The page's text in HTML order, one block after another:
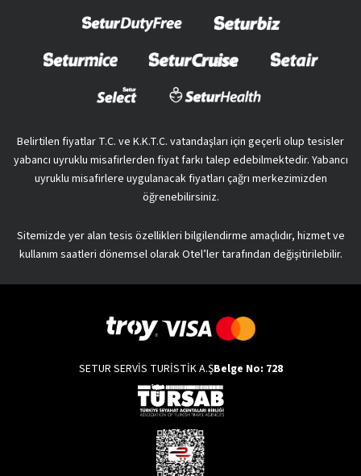
Belirtilen fiyatlar T.C. ve K.K.T.C. vatandaşları için geçerli olup tesisler
yabancı uyruklu misafirlerden fiyat farkı talep edebilmektedir. Yabancı
uyruklu misafirlere uygulanacak fiyatları çağrı merkezimizden
öğrenebilirsiniz.
Sitemizde yer alan tesis özellikleri bilgilendirme amaçlıdır, hizmet ve
kullanım saatleri dönemsel olarak Otel’ler tarafından değişitirilebilir.
SETUR SERVİS TURİSTİK A.ŞBelge No: 728